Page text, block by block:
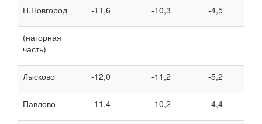
Н.Новгород -11,6 -10,3 -4,5
(нагорная
часть)
Лысково -12,0 -11,2 -5,2
Павлово -11,4 -10,2 -4,4